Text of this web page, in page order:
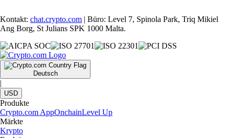
Kontakt: chat.crypto.com | Büro: Level 7, Spinola Park, Triq Mikiel
Ang Borg, St Julians SPK 1000 Malta.
Deutsch
|
USD
Produkte
Crypto.com AppOnchainLevel Up
Märkte
Krypto